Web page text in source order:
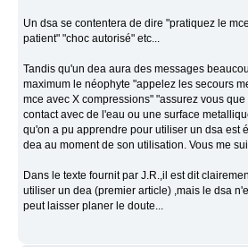
Un dsa se contentera de dire "pratiquez le
patient" "choc autorisé" etc...
Tandis qu'un dea aura des messages
maximum le néophyte "appelez les secours
mce avec X compressions" "assurez vous
contact avec de l'eau ou une surface
qu'on a pu apprendre pour utiliser un dsa est
dea au moment de son utilisation. Vous me
Dans le texte fournit par J.R.,il est dit
utiliser un dea (premier article) ,mais le dsa
peut laisser planer le doute...